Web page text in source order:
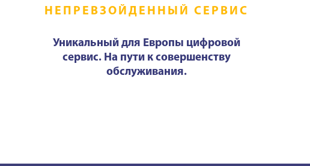
НЕПРЕВЗОЙДЕННЫЙ СЕРВИС
Уникальный для Европы цифровой
сервис. На пути к совершенству
обслуживания.